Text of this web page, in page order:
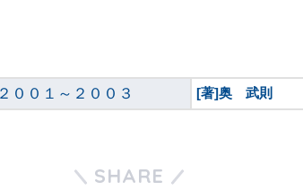
００１～２００３ [著]奥 武則
SHARE